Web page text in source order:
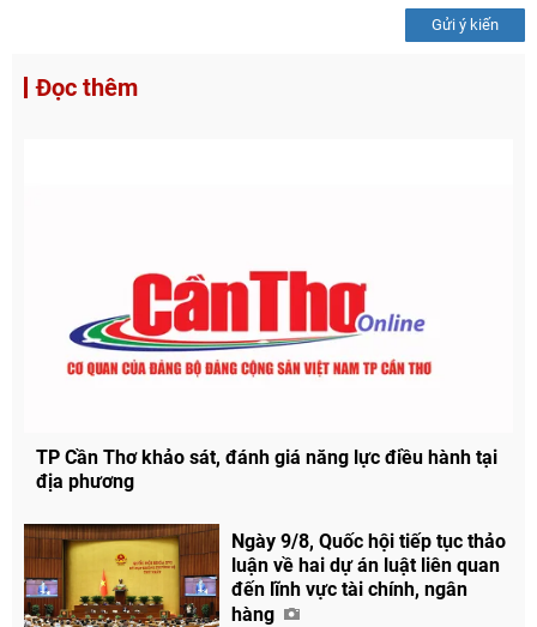
Facebook
Gửi ý kiến
Đọc thêm
TP Cần Thơ khảo sát, đánh giá năng lực điều hành tại
địa phương
Ngày 9/8, Quốc hội tiếp tục thảo
luận về hai dự án luật liên quan
đến lĩnh vực tài chính, ngân
hàng